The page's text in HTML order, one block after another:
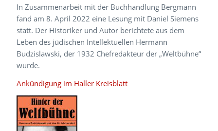
In Zusammenarbeit mit der Buchhandlung Bergmann
fand am 8. April 2022 eine Lesung mit Daniel Siemens
statt. Der Historiker und Autor berichtete aus dem
Leben des jüdischen Intellektuellen Hermann
Budzislawski, der 1932 Chefredakteur der „Weltbühne“
wurde.
Ankündigung im Haller Kreisblatt